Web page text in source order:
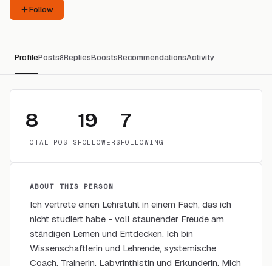
Follow
ProfilePosts8RepliesBoostsRecommendationsActivity
8
TOTAL POSTS
19
FOLLOWERS
7
FOLLOWING
ABOUT THIS PERSON
Ich vertrete einen Lehrstuhl in einem Fach, das ich
nicht studiert habe - voll staunender Freude am
ständigen Lernen und Entdecken. Ich bin
Wissenschaftlerin und Lehrende, systemische
Coach, Trainerin, Labyrinthistin und Erkunderin. Mich